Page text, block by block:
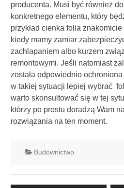
producenta. Musi być również
konkretnego elementu, który
przykład cienka folia
kiedy mamy zamiar
zachlapaniem albo kurzem
remontowymi. Jeśli natomiast
została odpowiednio
w takiej sytuacji lepiej wybrać
warto skonsultować się w tej
którzy po prostu doradzą Wam
rozwiązania na ten moment.
Budownictwo